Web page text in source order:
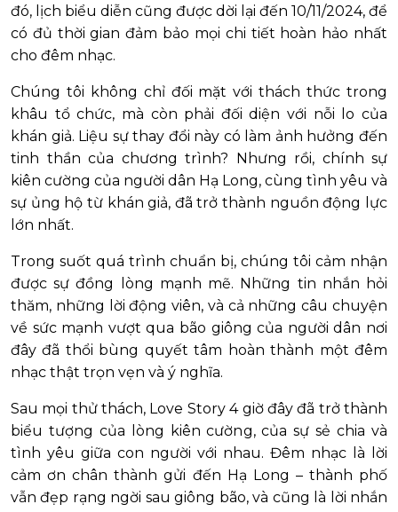
đó, lịch biểu diễn cũng được dời lại đến 10/11/2024, để
có đủ thời gian đảm bảo mọi chi tiết hoàn hảo nhất
cho đêm nhạc.
Chúng tôi không chỉ đối mặt với thách thức trong
khâu tổ chức, mà còn phải đối diện với nỗi lo của
khán giả. Liệu sự thay đổi này có làm ảnh hưởng đến
tinh thần của chương trình? Nhưng rồi, chính sự
kiên cường của người dân Hạ Long, cùng tình yêu và
sự ủng hộ từ khán giả, đã trở thành nguồn động lực
lớn nhất.
Trong suốt quá trình chuẩn bị, chúng tôi cảm nhận
được sự đồng lòng mạnh mẽ. Những tin nhắn hỏi
thăm, những lời động viên, và cả những câu chuyện
về sức mạnh vượt qua bão giông của người dân nơi
đây đã thổi bùng quyết tâm hoàn thành một đêm
nhạc thật trọn vẹn và ý nghĩa.
Sau mọi thử thách, Love Story 4 giờ đây đã trở thành
biểu tượng của lòng kiên cường, của sự sẻ chia và
tình yêu giữa con người với nhau. Đêm nhạc là lời
cảm ơn chân thành gửi đến Hạ Long – thành phố
vẫn đẹp rạng ngời sau giông bão, và cũng là lời nhắn